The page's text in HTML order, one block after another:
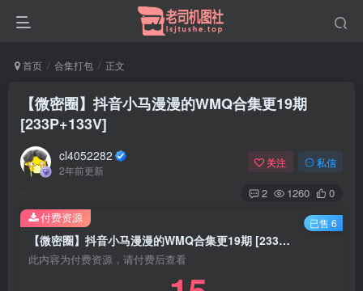
首页 合集打包 正文
【微密圈】抖音小马漫漫的WMQ合集更19期
[233P+133V]
cl4052282
2年前更新
关注 私信
2 1260 0
【微密圈】抖音小马漫漫的WMQ合集更19期 [233P+133V]
此内容为付费资源，请付费后查看
付费资源 已售 6